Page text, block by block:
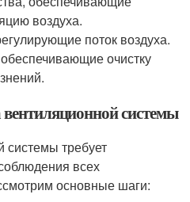
воздуха.
поток воздуха.
очистку
системы
системы требует
всех
основные шаги: